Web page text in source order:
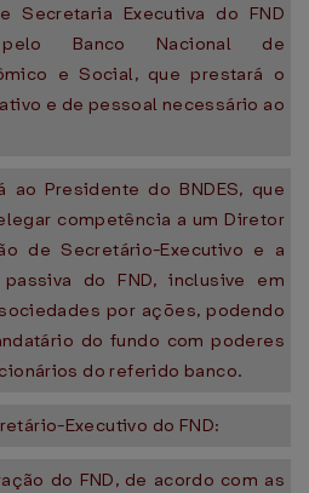
Secretaria Executiva do FND
Banco Nacional de
e Social, que prestará o
e de pessoal necessário ao
ao Presidente do BNDES, que
competência a um Diretor
de Secretário-Executivo e a
do FND, inclusive em
por ações, podendo
do fundo com poderes
do referido banco.
Executivo do FND:
do FND, de acordo com as